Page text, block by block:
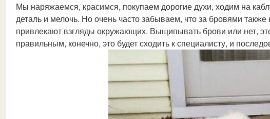
Мы наряжаемся, красимся, покупаем дорогие духи, ходим на
деталь и мелочь. Но очень часто забываем, что за бровями
привлекают взгляды окружающих. Выщипывать брови или нет,
правильным, конечно, это будет сходить к специалисту, и